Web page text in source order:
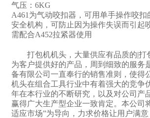
气压：6KG
A461为气动咬扣器，可用单手操作咬扣
安全机构，可防止因为操作失误而引起
需配合A452拉紧器使用
打包机机头，大量供应有品质的|打
为客户提供好的产品，周到细致的服务
备有限公司一直奉行的销售准则，使得
机头在组合工具行业中有着强大的竞争
年在本行业的不断研究，以及对公司产
赢得广大生产型企业一致肯定。本公司
适应市场”为导向，力求价格让用户满